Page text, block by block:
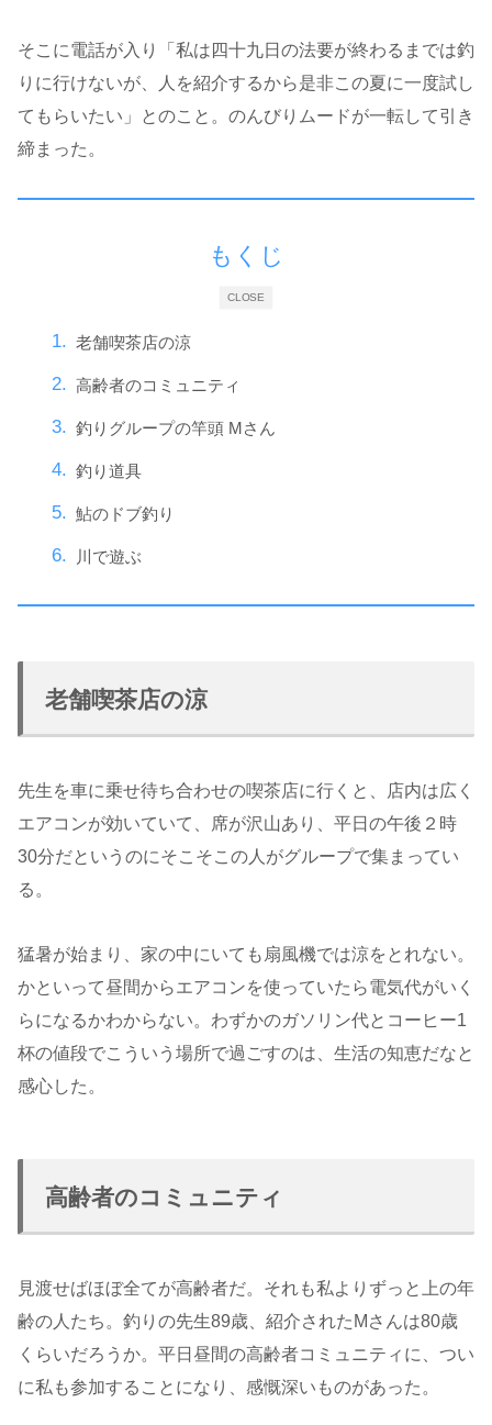
そこに電話が入り「私は四十九日の法要が終わるまでは釣
りに行けないが、人を紹介するから是非この夏に一度試し
てもらいたい」とのこと。のんびりムードが一転して引き
締まった。
CLOSE
もくじ
老舗喫茶店の涼
高齢者のコミュニティ
釣りグループの竿頭 Mさん
釣り道具
鮎のドブ釣り
川で遊ぶ
老舗喫茶店の涼
先生を車に乗せ待ち合わせの喫茶店に行くと、店内は広く
エアコンが効いていて、席が沢山あり、平日の午後２時
30分だというのにそこそこの人がグループで集まってい
る。
猛暑が始まり、家の中にいても扇風機では涼をとれない。
かといって昼間からエアコンを使っていたら電気代がいく
らになるかわからない。わずかのガソリン代とコーヒー1
杯の値段でこういう場所で過ごすのは、生活の知恵だなと
感心した。
高齢者のコミュニティ
見渡せばほぼ全てが高齢者だ。それも私よりずっと上の年
齢の人たち。釣りの先生89歳、紹介されたMさんは80歳
くらいだろうか。平日昼間の高齢者コミュニティに、つい
に私も参加することになり、感慨深いものがあった。